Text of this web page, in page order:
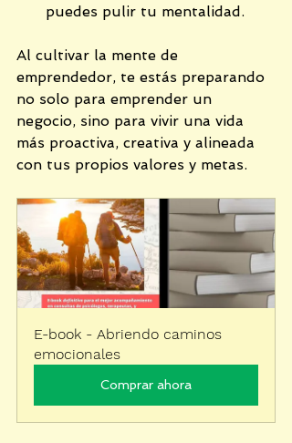
puedes pulir tu mentalidad.
Al cultivar la mente de
emprendedor, te estás preparando
no solo para emprender un
negocio, sino para vivir una vida
más proactiva, creativa y alineada
con tus propios valores y metas.
E-book - Abriendo caminos
emocionales
Comprar ahora